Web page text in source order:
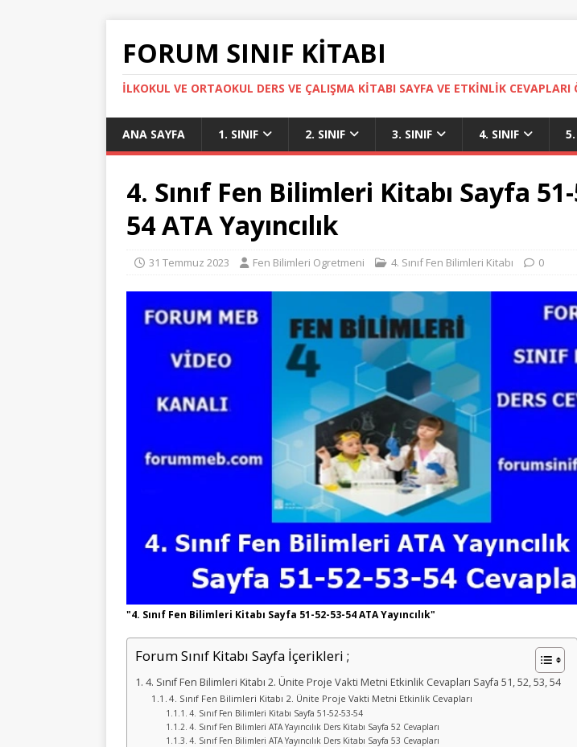
FORUM SINIF KITABI
İLKOKUL VE ORTAOKUL DERS VE ÇALIŞMA KITABI SAYFA VE ETKINLIK CEVAPLARI
ANA SAYFA 1. SINIF 2. SINIF 3. SINIF 4. SINIF
4. Sınıf Fen Bilimleri Kitabı Sayfa
54 ATA Yayıncılık
31 Temmuz 2023 Fen Bilimleri Ogretmeni 4. Sınıf Fen Bilimleri Kitabı 0
"4. Sınıf Fen Bilimleri Kitabı Sayfa 51-52-53-54 ATA Yayıncılık"
Forum Sınıf Kitabı Sayfa İçerikleri ;
4. Sınıf Fen Bilimleri Kitabı 2. Ünite Proje Vakti Metni Etkinlik Cevapları Sayfa 51, 52, 53, 54
4. Sınıf Fen Bilimleri Kitabı 2. Ünite Proje Vakti Metni Etkinlik Cevapları
4. Sınıf Fen Bilimleri Kitabı Sayfa 51-52-53-54
4. Sınıf Fen Bilimleri ATA Yayıncılık Ders Kitabı Sayfa 52 Cevapları
4. Sınıf Fen Bilimleri ATA Yayıncılık Ders Kitabı Sayfa 53 Cevapları